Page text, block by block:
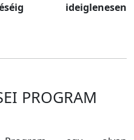
ideiglenesen
PROGRAM